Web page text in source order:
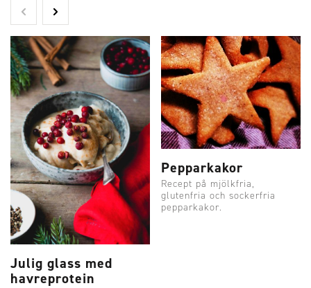
Julig glass med
havreprotein
Pepparkakor
Recept på mjölkfria,
glutenfria och sockerfria
pepparkakor.